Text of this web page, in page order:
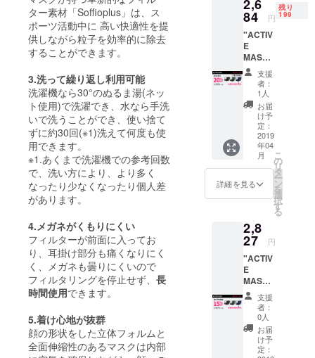
ター素材「Soffioplus」は、ス
ポーツ活動中に 高い快適性を提
供しながら粒子を効率的に除去
することができます。
3.洗って繰り返し利用可能
洗濯機なら30°のぬるま湯(ネッ
ト使用)で洗濯でき、水なら手洗
いで洗うことができ、使い捨て
ずに約30回(※1)洗えて何度も使
用できます。
※1.あくまで洗濯機での参考回数
で、洗い方により、より多く
なったり少なくなったり個人差
があります。
4.メガネがくもりにくい
フィルターが前面に入ってお
り、耳掛け部分も痛くなりにく
く、メガネも曇りにくいので
フィルタリングを停止せず、 長
時間使用できます。
5.着け心地が抜群
顔の形状をした立体フォルムと
全面伸縮性のあるマスクは内部
のプロジェ
クトを実施
させていた
だき、多く
の支援者様
のご支援を
通じてすば
らしいご縁
に恵まれ、
皆さまから
のフィード
バッグにも
寄り添い、
の改善、新
製品の開発
に尽力いた
しておりま
す。piùnoの
バッグが、
少しでも皆
さまのお役
ラーを
お選び
くださ
い
2,6
84 円
残り
199
"ACTIV
E
MASK"
×1 商品
代金
2284円
(20%OF
F)+送料
400円
通常販
売予定
価格
3255円
（送料
込） ＊
プルダ
てカ
ラーを
お選び
くださ
い
支援
者：
1人
お届
け予
定：
2019
年04
月
詳細を見る
こ
の
リ
タ
ー
ン
を
選
択
す
る
2,8
27 円
"ACTIV
E
MASK"
×1 商品
代金
2427円
(15%OF
F)+送料
400円
支援
者：
0人
お届
け予
定：